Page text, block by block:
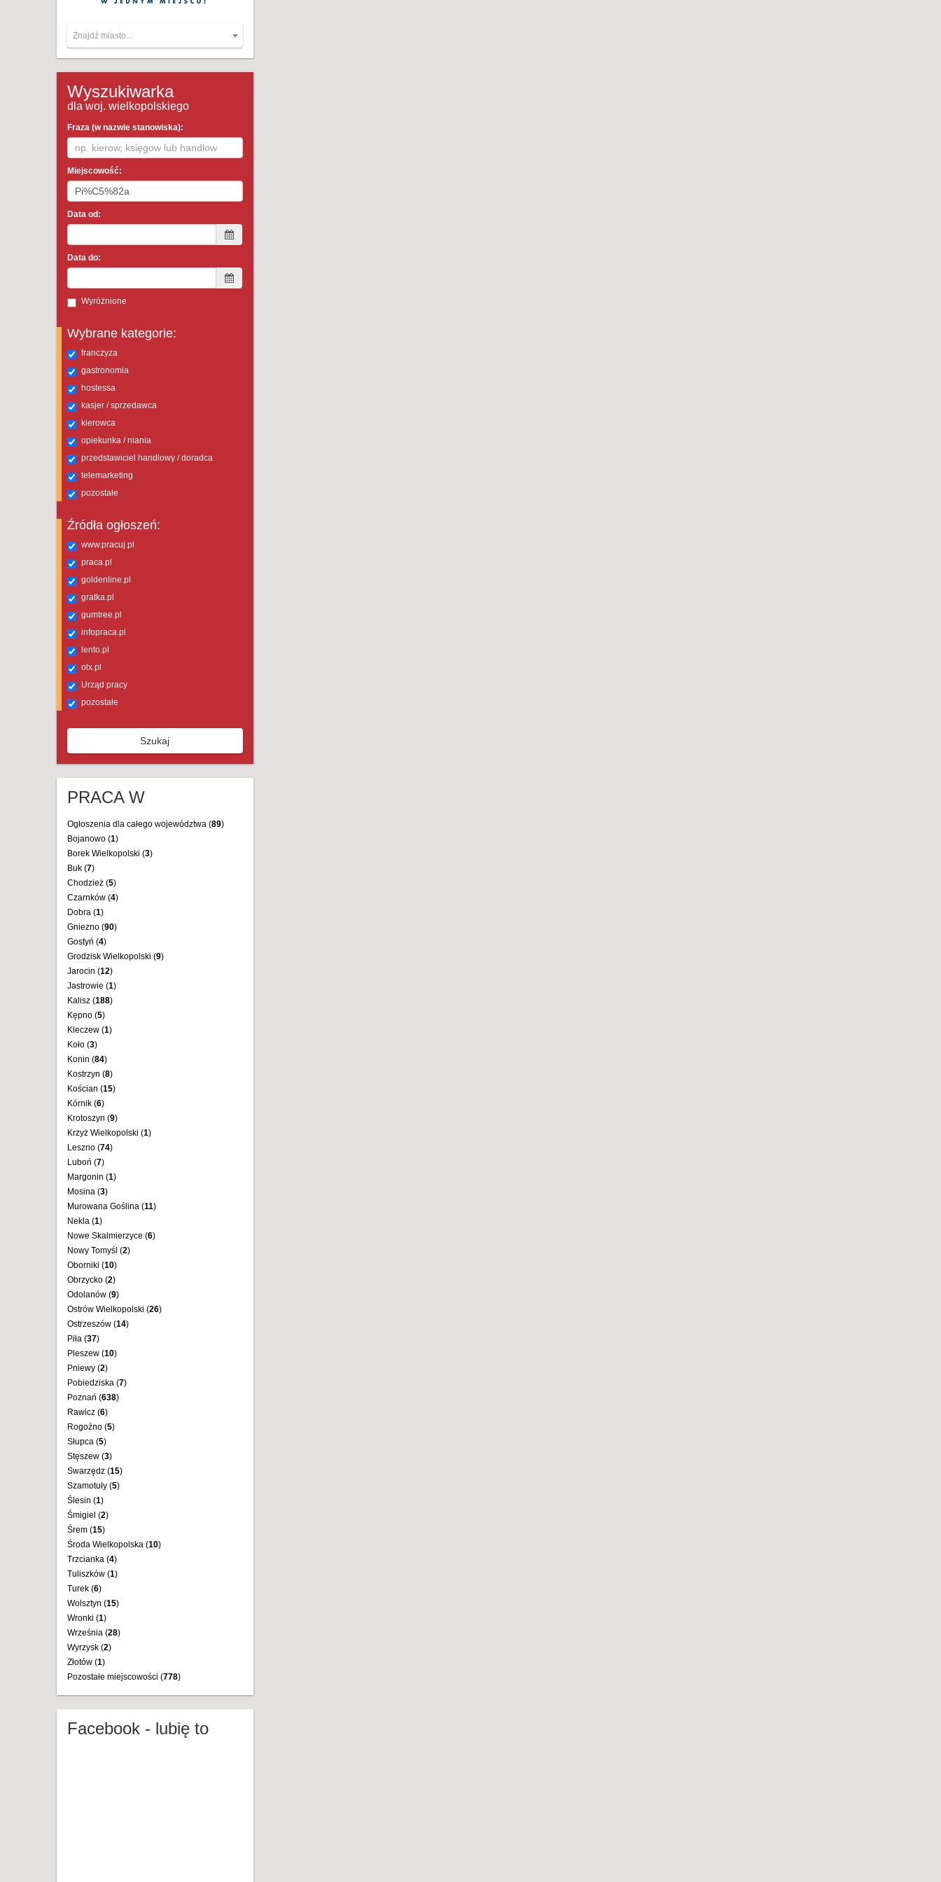
Znajdź miasto...
Wyszukiwarka
dla woj. wielkopolskiego
Fraza (w nazwie stanowiska):
Miejscowość:
Data od:
Data do:
Wyróżnione
Wybrane kategorie:
franczyza
gastronomia
hostessa
kasjer / sprzedawca
kierowca
opiekunka / niania
przedstawiciel handlowy / doradca
telemarketing
pozostałe
Źródła ogłoszeń:
www.pracuj.pl
praca.pl
goldenline.pl
gratka.pl
gumtree.pl
infopraca.pl
lento.pl
olx.pl
Urząd pracy
pozostałe
Szukaj
PRACA W
Ogłoszenia dla całego województwa (89)
Bojanowo (1)
Borek Wielkopolski (3)
Buk (7)
Chodzież (5)
Czarnków (4)
Dobra (1)
Gniezno (90)
Gostyń (4)
Grodzisk Wielkopolski (9)
Jarocin (12)
Jastrowie (1)
Kalisz (188)
Kępno (5)
Kleczew (1)
Koło (3)
Konin (84)
Kostrzyn (8)
Kościan (15)
Kórnik (6)
Krotoszyn (9)
Krzyż Wielkopolski (1)
Leszno (74)
Luboń (7)
Margonin (1)
Mosina (3)
Murowana Goślina (11)
Nekla (1)
Nowe Skalmierzyce (6)
Nowy Tomyśl (2)
Oborniki (10)
Obrzycko (2)
Odolanów (9)
Ostrów Wielkopolski (26)
Ostrzeszów (14)
Piła (37)
Pleszew (10)
Pniewy (2)
Pobiedziska (7)
Poznań (638)
Rawicz (6)
Rogoźno (5)
Słupca (5)
Stęszew (3)
Swarzędz (15)
Szamotuły (5)
Ślesin (1)
Śmigiel (2)
Śrem (15)
Środa Wielkopolska (10)
Trzcianka (4)
Tuliszków (1)
Turek (6)
Wolsztyn (15)
Wronki (1)
Września (28)
Wyrzysk (2)
Złotów (1)
Pozostałe miejscowości (778)
Facebook - lubię to